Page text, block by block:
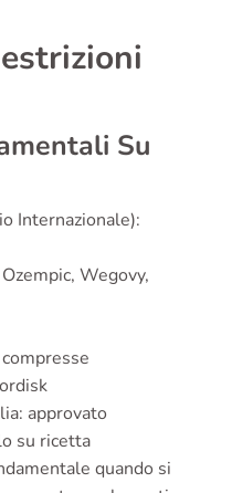
Su
Internazionale):
Wegovy,
approvato
su ricetta
quando si